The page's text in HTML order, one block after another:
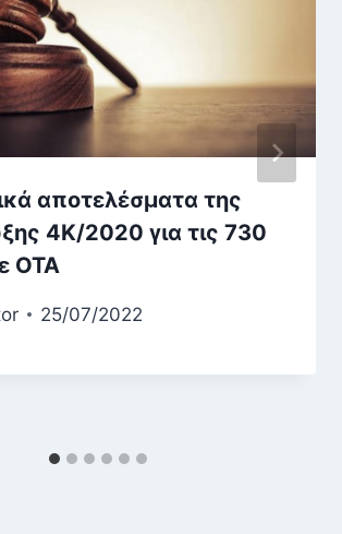
αποτελέσματα της
4Κ/2020 για τις 730
ΟΤΑ
25/07/2022